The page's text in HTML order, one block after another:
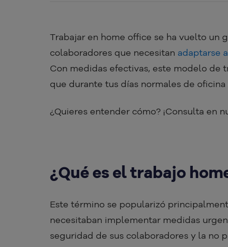
Trabajar en home office se ha vuelto un
colaboradores que necesitan adaptarse
Con medidas efectivas, este modelo de
que durante tus días normales de
¿Quieres entender cómo? ¡Consulta en
¿Qué es el trabajo
Este término se popularizó
necesitaban implementar medidas
seguridad de sus colaboradores y la no